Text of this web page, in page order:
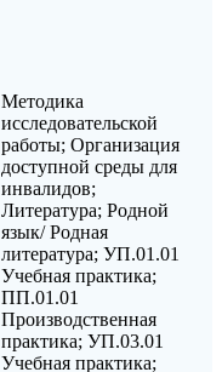
Методика
исследовательской
работы; Организация
доступной среды для
инвалидов;
Литература; Родной
язык/ Родная
литература; УП.01.01
Учебная практика;
ПП.01.01
Производственная
практика; УП.03.01
Учебная практика;